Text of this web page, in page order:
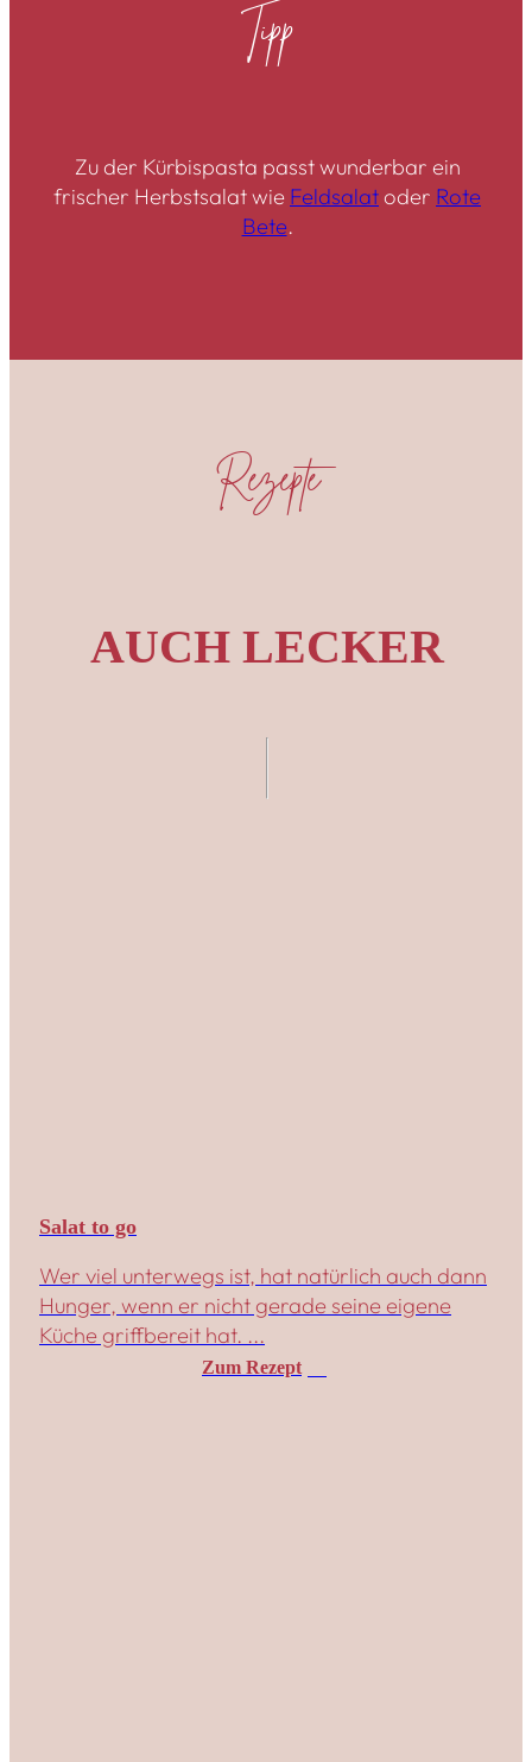
Tipp
Zu der Kürbispasta passt wunderbar ein
frischer Herbstsalat wie Feldsalatoder Rote
Bete.
Rezepte
AUCH LECKER
Salat to go
Wer viel unterwegs ist, hat natürlich auch dann
Hunger, wenn er nicht gerade seine eigene
Küche griffbereit hat. ...
Zum Rezept